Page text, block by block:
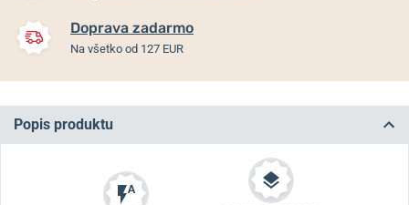
Doprava zadarmo
Na všetko od 127 EUR
Popis produktu